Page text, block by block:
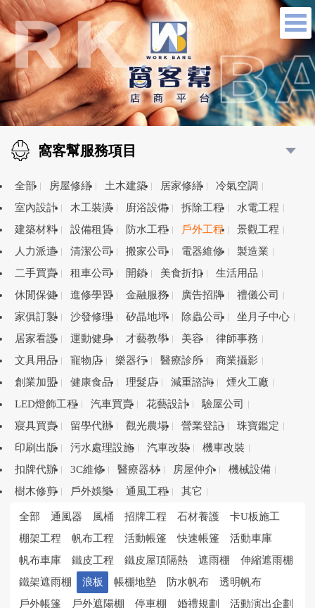
窩客幫服務項目
全部 房屋修繕 土木建築 居家修繕
冷氣空調
室內設計
木工裝潢 廚浴設備 拆除工程
水電工程
建築材料
設備租賃 防水工程 戶外工程
景觀工程
人力派遣
清潔公司 搬家公司 電器維修
製造業
二手買賣
租車公司 開鎖 美食折扣
生活用品
休閒保健
進修學習 金融服務 廣告招牌
禮儀公司
家俱訂製
沙發修理 矽晶地坪 除蟲公司
坐月子中心
居家看護
運動健身 才藝教學 美容
律師事務
文具用品
寵物店 樂器行 醫療診所
商業攝影
創業加盟
健康食品 理髮店 減重諮詢
煙火工廠
LED燈飾工程
汽車買賣 花藝設計
驗屋公司
寢具買賣
留學代辦 觀光農場 營業登記
珠寶鑑定
印刷出版
污水處理設施 汽車改裝
機車改裝
扣牌代辦
3C維修 醫療器材 房屋仲介
機械設備
樹木修剪
戶外娛樂 通風工程 其它
全部 通風器 風桶 招牌工程 石材養護
卡U板施工
棚架工程
帆布工程 活動帳篷 快速帳篷
活動車庫
帆布車庫
鐵皮工程 鐵皮屋頂隔熱 遮雨棚
伸縮遮雨棚
鐵架遮雨棚
浪板 帳棚地墊 防水帆布
透明帆布
戶外帳篷
戶外遮陽棚 停車棚 婚禮規劃
活動演出企劃